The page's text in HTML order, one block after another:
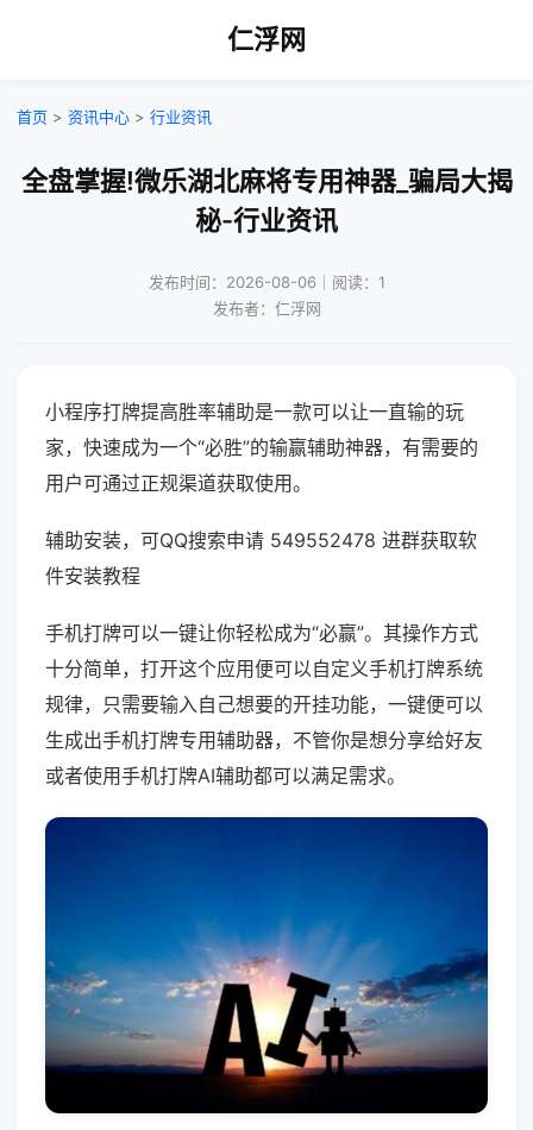
仁浮网
首页 > 资讯中心 > 行业资讯
全盘掌握!微乐湖北麻将专用神器_骗局大揭
秘-行业资讯
发布时间：2026-08-06｜阅读：1
发布者：仁浮网
小程序打牌提高胜率辅助是一款可以让一直输的玩
家，快速成为一个“必胜”的输赢辅助神器，有需要的
用户可通过正规渠道获取使用。
辅助安装，可QQ搜索申请 549552478 进群获取软
件安装教程
手机打牌可以一键让你轻松成为“必赢”。其操作方式
十分简单，打开这个应用便可以自定义手机打牌系统
规律，只需要输入自己想要的开挂功能，一键便可以
生成出手机打牌专用辅助器，不管你是想分享给好友
或者使用手机打牌AI辅助都可以满足需求。